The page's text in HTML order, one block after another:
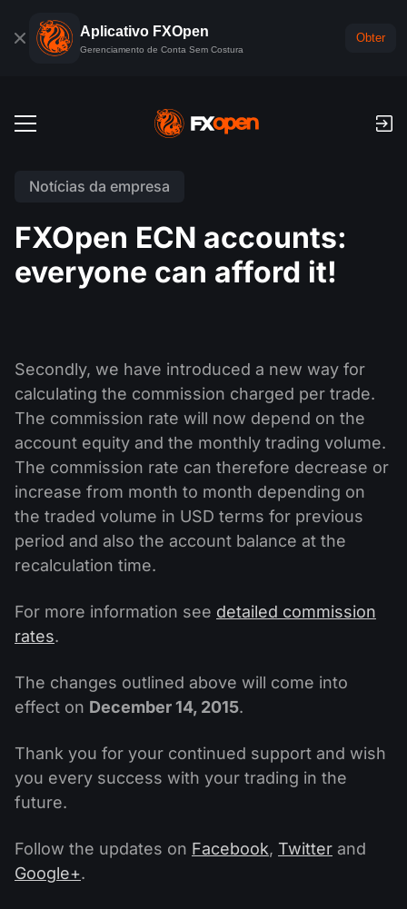
Aplicativo FXOpen
Gerenciamento de Conta Sem Costura
Obter
Conta Forex Demo
Comissões e swaps (rollovers)
Pagamentos
O que é PAMM?
Classificação de contas PAMM
PAMM ECN
Masters e Seguidores
Ferramentas de Negociante
Promoções
Concursos Forex
Forex
ETF
Ações
Criptomoedas
Plataformas de negociação
FXOpen App para Android
API FIX
Notícias e análises
Calendário de dividendos
Fórum Forex
Centro de ajuda
O que é negociação de CFDs?
O que é um corretor Forex?
Notícias da empresa
Por que nós?
História
Contate-nos
Notícias da empresa
FXOpen ECN accounts:
everyone can afford it!
Secondly, we have introduced a new way for
calculating the commission charged per trade.
The commission rate will now depend on the
account equity and the monthly trading volume.
The commission rate can therefore decrease or
increase from month to month depending on
the traded volume in USD terms for previous
period and also the account balance at the
recalculation time.
For more information see detailed commission
rates.
The changes outlined above will come into
effect on December 14, 2015.
Thank you for your continued support and wish
you every success with your trading in the
future.
Follow the updates on Facebook, Twitter and
Google+.